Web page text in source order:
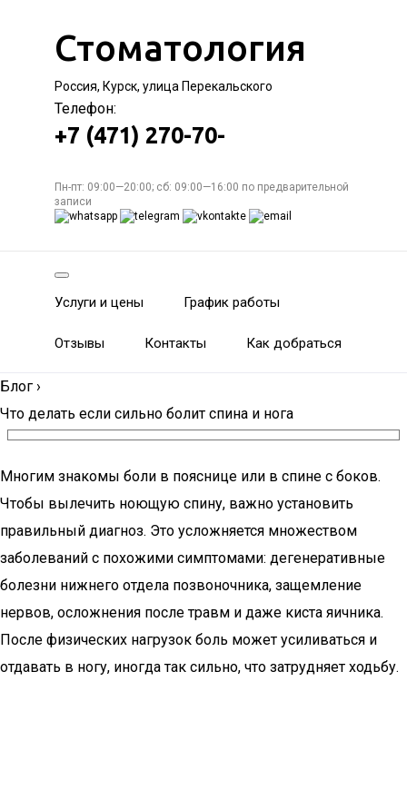
Стоматология
Россия, Курск, улица Перекальского
Телефон:
+7 (471) 270-70-
Пн-пт: 09:00—20:00; сб: 09:00—16:00 по предварительной
записи
Услуги и цены График работы
Отзывы Контакты Как добраться
Блог ›
Что делать если сильно болит спина и нога
Многим знакомы боли в пояснице или в спине с боков.
Чтобы вылечить ноющую спину, важно установить
правильный диагноз. Это усложняется множеством
заболеваний с похожими симптомами: дегенеративные
болезни нижнего отдела позвоночника, защемление
нервов, осложнения после травм и даже киста яичника.
После физических нагрузок боль может усиливаться и
отдавать в ногу, иногда так сильно, что затрудняет ходьбу.